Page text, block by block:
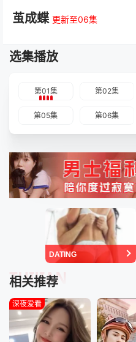
茧成蝶 更新至06集
选集播放
第01集 第02集
第05集 第06集
DATING
相关推荐
TUIJIAN
深夜爱看